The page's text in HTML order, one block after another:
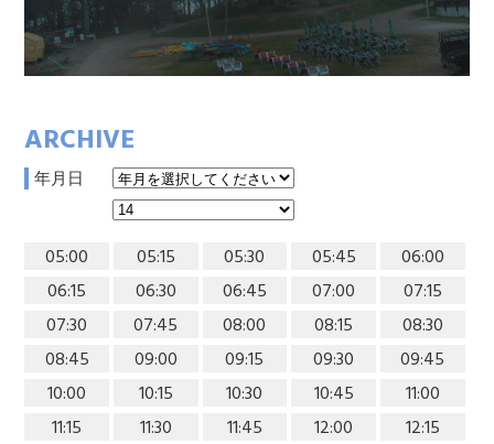
ARCHIVE
年月日
05:00 05:15 05:30 05:45
06:00
06:15
06:30 06:45 07:00
07:15
07:30
07:45 08:00 08:15
08:30
08:45
09:00 09:15 09:30
09:45
10:00
10:15 10:30 10:45
11:00
11:15
11:30 11:45 12:00
12:15